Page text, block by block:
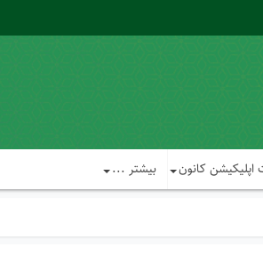
اپلیکیشن کانون بیشتر ...